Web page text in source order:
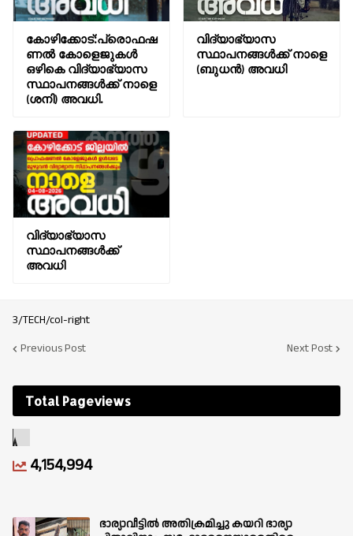
കോഴിക്കോട്:പ്രൊഫഷ
ണൽ കോളെജുകൾ
ഒഴികെ വിദ്യാഭ്യാസ
സ്ഥാപനങ്ങൾക്ക് നാളെ
(ശനി) അവധി.
വിദ്യാഭ്യാസ
സ്ഥാപനങ്ങൾക്ക് നാളെ
(ബുധൻ) അവധി
വിദ്യാഭ്യാസ
സ്ഥാപനങ്ങൾക്ക്
അവധി
3/TECH/col-right
Previous Post
Next Post
Total Pageviews
4,154,994
ഭാര്യാവീട്ടിൽ അതിക്രമിച്ചു കയറി ഭാര്യാ